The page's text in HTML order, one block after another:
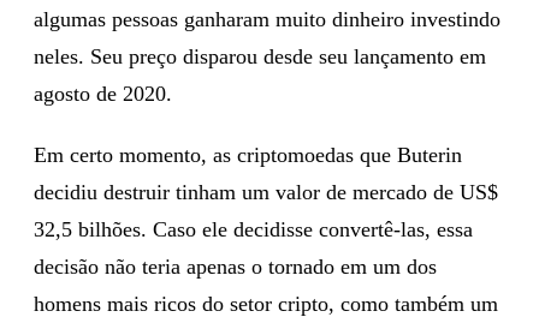
algumas pessoas ganharam muito dinheiro investindo
neles. Seu preço disparou desde seu lançamento em
agosto de 2020.
Em certo momento, as criptomoedas que Buterin
decidiu destruir tinham um valor de mercado de US$
32,5 bilhões. Caso ele decidisse convertê-las, essa
decisão não teria apenas o tornado em um dos
homens mais ricos do setor cripto, como também um